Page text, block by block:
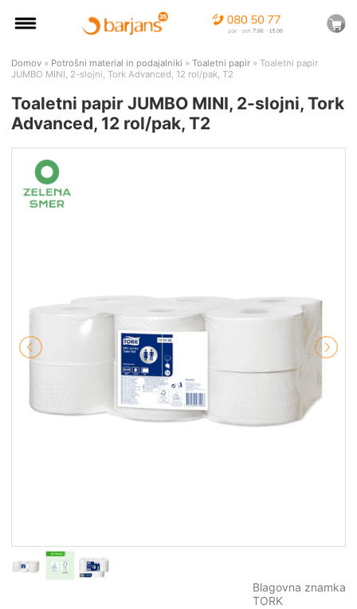
Domov » Potrošni material in podajalniki » Toaletni papir » Toaletni papir
JUMBO MINI, 2-slojni, Tork Advanced, 12 rol/pak, T2
Toaletni papir JUMBO MINI, 2-slojni, Tork
Advanced, 12 rol/pak, T2
Blagovna znamka
TORK